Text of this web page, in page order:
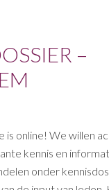
–
is online! We willen
kennis en
onder